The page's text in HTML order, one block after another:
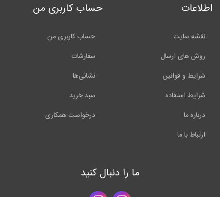
اطلاعات
نقشه سایت
روش های ارسال
شرایط و قوانین
شرایط استفاده
درباره ما
ارتباط با ما
حساب کاربری من
حساب کاربری من
سفارشات
نشانی‌ها
سبد خرید
درخواست همکاری
ما را دنبال کنید